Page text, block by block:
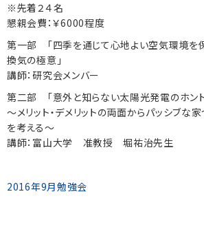
※先着２４名
懇親会費：￥6000程度
第一部 「四季を通じて心地よい空気環境を
換気の極意」
講師：研究会メンバー
第二部 「意外と知らない太陽光発電のホント
～メリット・デメリットの両面からパッシブな
を考える～
講師：富山大学 准教授 堀祐治先生
2016年9月勉強会